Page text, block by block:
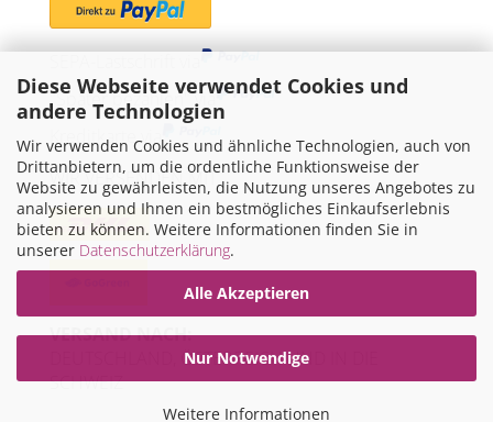
Diese Webseite verwendet Cookies und
andere Technologien
Wir verwenden Cookies und ähnliche Technologien, auch von
Drittanbietern, um die ordentliche Funktionsweise der
Website zu gewährleisten, die Nutzung unseres Angebotes zu
analysieren und Ihnen ein bestmögliches Einkaufserlebnis
bieten zu können. Weitere Informationen finden Sie in
unserer Datenschutzerklärung.
Alle Akzeptieren
Nur Notwendige
Weitere Informationen
"Später bezahlen" via
Kreditkarte via
WIR VERSENDEN MIT
VERSAND NACH:
DEUTSCHLAND, ÖSTERREICH UND IN DIE
SCHWEIZ